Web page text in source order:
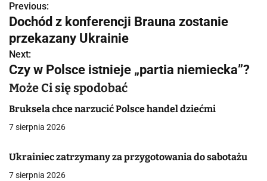
N
a
w
i
a
Previous:
Dochód z konferencji Brauna zostanie
przekazany Ukrainie
Next:
Czy w Polsce istnieje „partia niemiecka”?
Może Ci się spodobać
Bruksela chce narzucić Polsce handel dziećmi
7 sierpnia 2026
Ukrainiec zatrzymany za przygotowania do sabotażu
7 sierpnia 2026